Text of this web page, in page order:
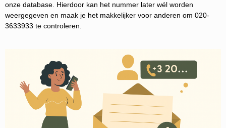
onze database. Hierdoor kan het nummer later wél worden
weergegeven en maak je het makkelijker voor anderen om 020-
3633933 te controleren.